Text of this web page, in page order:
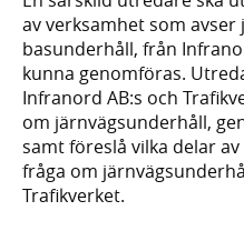
av verksamhet som
basunderhåll, från
kunna genomföras.
Infranord AB:s och
om järnvägsunderhåll,
samt föreslå vilka delar
fråga om
Trafikverket.